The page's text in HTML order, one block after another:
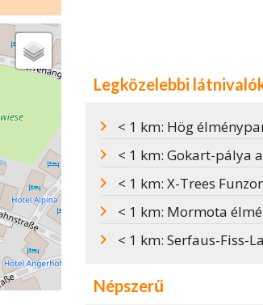
Legközelebbi
< 1 km: Hög élménypark és
< 1 km: Gokart-pálya
< 1 km: X-Trees
< 1 km: Mormota
< 1 km: Serfaus-Fiss-
Népszerű